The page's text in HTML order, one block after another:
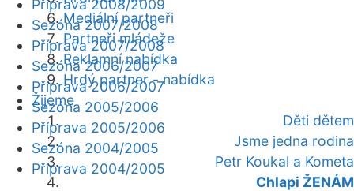
Mediální partneři
Partneři mládeže
Reklamní nabídka
Hrdý partner - nabídka
Žijeme
Děti dětem
Jsme jedna rodina
Petr Koukal a Kometa
Chlapi ŽENÁM
Příprava 2008/2009
Sezóna 2007/2008
Příprava 2007/2008
Sezóna 2006/2007
Příprava 2006/2007
Sezóna 2005/2006
Příprava 2005/2006
Sezóna 2004/2005
Příprava 2004/2005